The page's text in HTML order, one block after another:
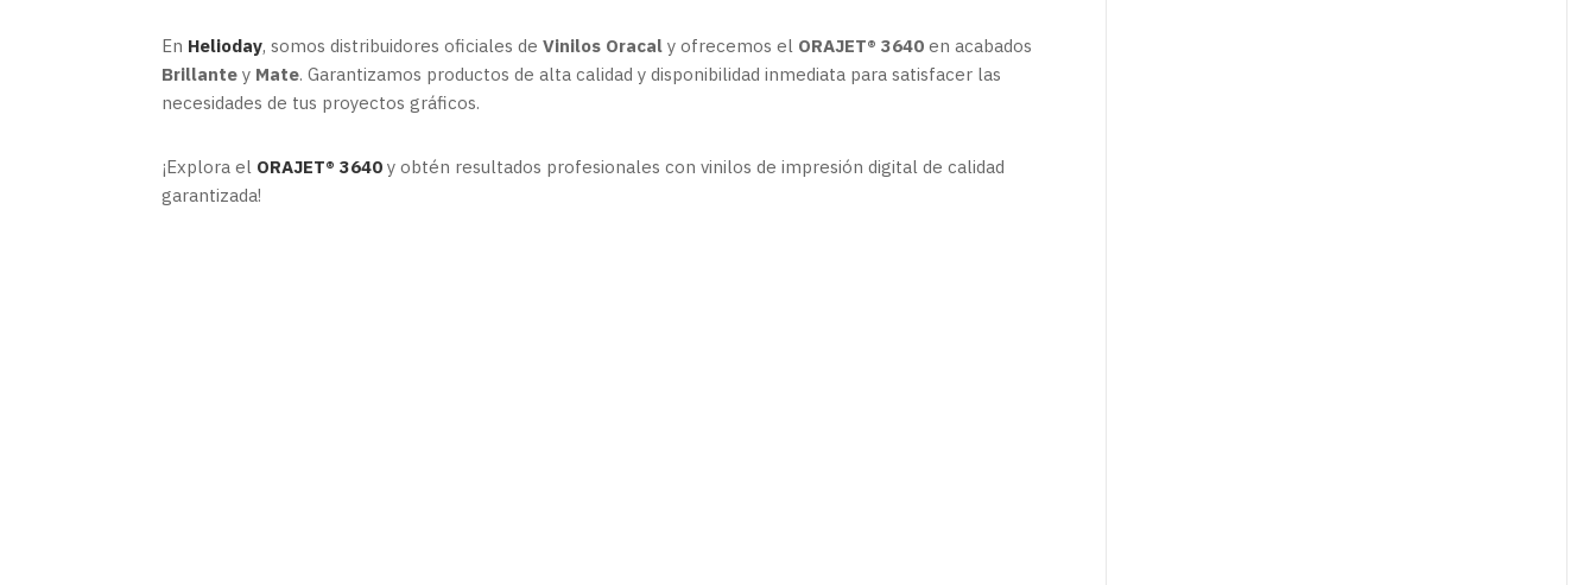
En Helioday, somos distribuidores oficiales de Vinilos Oracal y ofrecemos el ORAJET® 3640 en acabados
Brillante y Mate. Garantizamos productos de alta calidad y disponibilidad inmediata para satisfacer las
necesidades de tus proyectos gráficos.
¡Explora el ORAJET® 3640 y obtén resultados profesionales con vinilos de impresión digital de calidad
garantizada!